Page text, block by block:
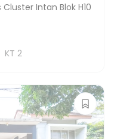
Intan Blok H10
KT 2